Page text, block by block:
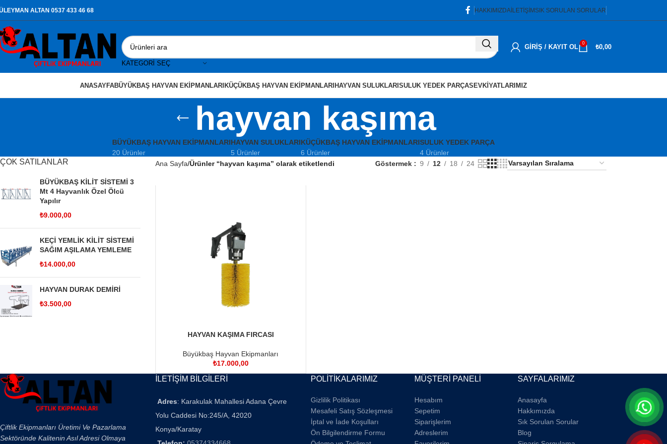
ALTAN 0537 433 46 68 HAKKIMIZDAİLETIŞIMSIK SORULAN SORULAR
KATEGORI SEÇ
GIRIŞ / KAYIT OL
0
₺0,00
ANASAYFABÜYÜKBAŞ HAYVAN EKIPMANLARIKÜÇÜKBAŞ HAYVAN EKIPMANLARIHAYVAN SULUKLARISULUK YEDEK PARÇASEVKIYATLARIMIZ
hayvan kaşıma
BÜYÜKBAŞ HAYVAN EKIPMANLARI
20 Ürünler
HAYVAN SULUKLARI
5 Ürünler
KÜÇÜKBAŞ HAYVAN EKIPMANLARI
6 Ürünler
SULUK YEDEK PARÇA
4 Ürünler
ÇOK SATILANLAR
BÜYÜKBAŞ KİLİT SİSTEMİ 3
Mt 4 Hayvanlık Özel Ölcü
Yapılır
₺9.000,00
KEÇİ YEMLİK KİLİT SİSTEMİ
SAĞIM AŞILAMA YEMLEME
₺14.000,00
HAYVAN DURAK DEMİRİ
₺3.500,00
Ana Sayfa Ürünler “hayvan kaşıma” olarak etiketlendi Göstermek 9 12 18 24
SEPETE EKLEHAYVAN KAŞIMA FIRCASI
Büyükbaş Hayvan Ekipmanları
₺17.000,00
Çiftlik Ekipmanları Üretimi Ve Pazarlama
Sektöründe Kalitenin Asıl Adresi Olmaya
İLETİŞİM BİLGİLERİ
Adres: Karakulak Mahallesi Adana Çevre
Yolu Caddesi No:245/A, 42020
Konya/Karatay
POLİTİKALARIMIZ
Gizlilik Politikası
Mesafeli Satış Sözleşmesi
İptal ve İade Koşulları
Ön Bilgilendirme Formu
MÜŞTERİ PANELİ
Hesabım
Sepetim
Siparişlerim
Adreslerim
SAYFALARIMIZ
Anasayfa
Hakkımızda
Sık Sorulan Sorular
Blog